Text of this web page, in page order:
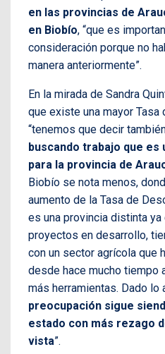
en las provincias de
en Biobío, “que es
consideración porque no
manera anteriormente”.
En la mirada de Sandra
que existe una mayor Tasa
“tenemos que decir
buscando trabajo que es
para la provincia de
Biobío se nota menos,
aumento de la Tasa de
es una provincia distinta ya
proyectos en desarrollo,
con un sector agrícola que
desde hace mucho tiempo
más herramientas. Dado lo
preocupación sigue
estado con más rezago
vista”.